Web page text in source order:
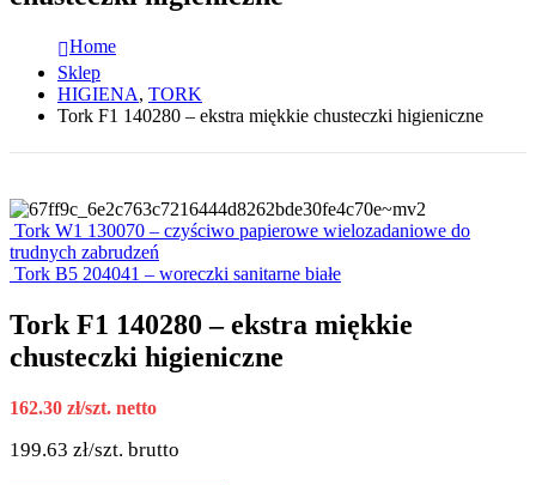
Home
Sklep
HIGIENA, TORK
Tork F1 140280 – ekstra miękkie chusteczki higieniczne
Tork W1 130070 – czyściwo papierowe wielozadaniowe do
trudnych zabrudzeń
Tork B5 204041 – woreczki sanitarne białe
Tork F1 140280 – ekstra miękkie
chusteczki higieniczne
162.30 zł/szt. netto
199.63 zł/szt. brutto